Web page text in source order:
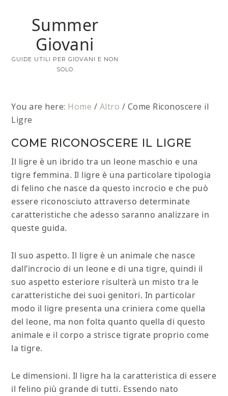
Summer
Giovani
GUIDE UTILI PER GIOVANI E NON
SOLO
You are here: Home / Altro / Come Riconoscere il
Ligre
COME RICONOSCERE IL LIGRE
Il ligre è un ibrido tra un leone maschio e una
tigre femmina. Il ligre è una particolare tipologia
di felino che nasce da questo incrocio e che può
essere riconosciuto attraverso determinate
caratteristiche che adesso saranno analizzare in
queste guida.
Il suo aspetto. Il ligre è un animale che nasce
dall’incrocio di un leone e di una tigre, quindi il
suo aspetto esteriore risulterà un misto tra le
caratteristiche dei suoi genitori. In particolar
modo il ligre presenta una criniera come quella
del leone, ma non folta quanto quella di questo
animale e il corpo a strisce tigrate proprio come
la tigre.
Le dimensioni. Il ligre ha la caratteristica di essere
il felino più grande di tutti. Essendo nato